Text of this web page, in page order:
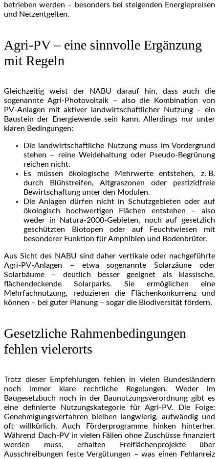
betrieben werden – besonders bei steigenden Energiepreisen
und Netzentgelten.
Agri-PV – eine sinnvolle Ergänzung
mit Regeln
Gleichzeitig weist der NABU darauf hin, dass auch die
sogenannte Agri-Photovoltaik – also die Kombination von
PV-Anlagen mit aktiver landwirtschaftlicher Nutzung – ein
Baustein der Energiewende sein kann. Allerdings nur unter
klaren Bedingungen:
Die landwirtschaftliche Nutzung muss im Vordergrund
stehen – reine Weidehaltung oder Pseudo-Begrünung
reichen nicht.
Es müssen ökologische Mehrwerte entstehen, z. B.
durch Blühstreifen, Altgraszonen oder pestizidfreie
Bewirtschaftung unter den Modulen.
Die Anlagen dürfen nicht in Schutzgebieten oder auf
ökologisch hochwertigen Flächen entstehen – also
weder in Natura-2000-Gebieten, noch auf gesetzlich
geschützten Biotopen oder auf Feuchtwiesen mit
besonderer Funktion für Amphibien und Bodenbrüter.
Aus Sicht des NABU sind daher vertikale oder nachgeführte
Agri-PV-Anlagen – etwa sogenannte Solarzäune oder
Solarbäume – deutlich besser geeignet als klassische,
flächendeckende Solarparks. Sie ermöglichen eine
Mehrfachnutzung, reduzieren die Flächenkonkurrenz und
können – bei guter Planung – sogar die Biodiversität fördern.
Gesetzliche Rahmenbedingungen
fehlen vielerorts
Trotz dieser Empfehlungen fehlen in vielen Bundesländern
noch immer klare rechtliche Regelungen. Weder im
Baugesetzbuch noch in der Baunutzungsverordnung gibt es
eine definierte Nutzungskategorie für Agri-PV. Die Folge:
Genehmigungsverfahren bleiben langwierig, aufwändig und
oft willkürlich. Auch Förderprogramme hinken hinterher.
Während Dach-PV in vielen Fällen ohne Zuschüsse finanziert
werden muss, erhalten Freiflächenprojekte über
Ausschreibungen feste Vergütungen – was einen Fehlanreiz